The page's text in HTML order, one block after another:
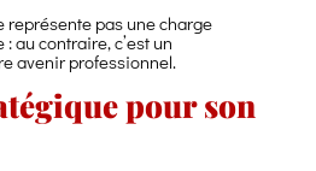
représente pas une charge
au contraire, c’est un
avenir professionnel.
pour son